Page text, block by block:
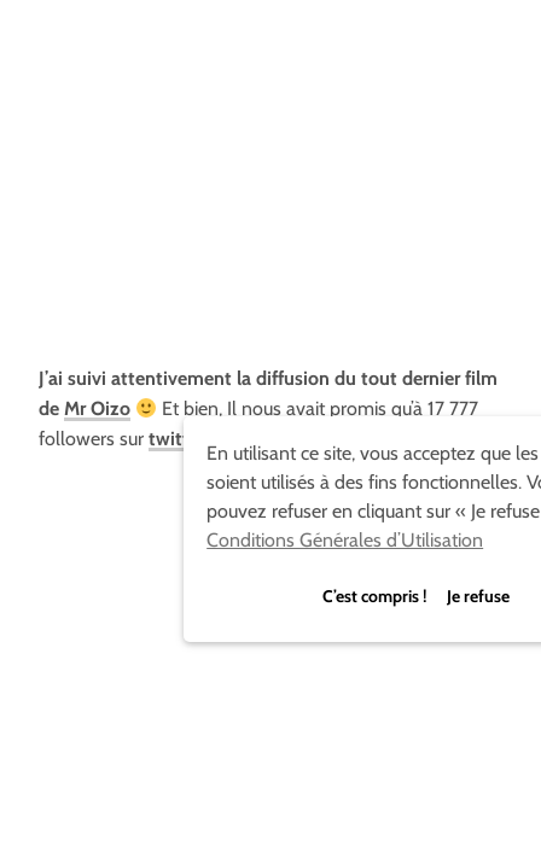
En utilisant ce site, vous acceptez que
soient utilisés à des fins fonctionnelles.
pouvez refuser en cliquant sur « Je
Conditions Générales d’Utilisation
C’est compris ! Je refuse
J’ai suivi attentivement la diffusion du tout dernier film
de Mr Oizo
Et bien, Il nous avait promis qu’à 17 777
followers sur twitter